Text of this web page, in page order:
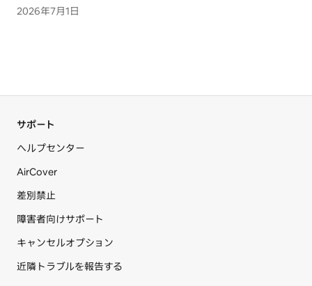
2026年7月1日
サポート
ヘルプセンター
AirCover
差別禁止
障害者向けサポート
キャンセルオプション
近隣トラブルを報告する